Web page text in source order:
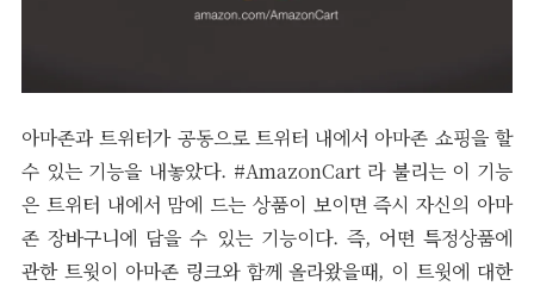
아마존과 트위터가 공동으로 트위터 내에서 아마존 쇼핑을 할
수 있는 기능을 내놓았다. #AmazonCart 라 불리는 이 기능
은 트위터 내에서 맘에 드는 상품이 보이면 즉시 자신의 아마
존 장바구니에 담을 수 있는 기능이다. 즉, 어떤 특정상품에
관한 트윗이 아마존 링크와 함께 올라왔을때, 이 트윗에 대한